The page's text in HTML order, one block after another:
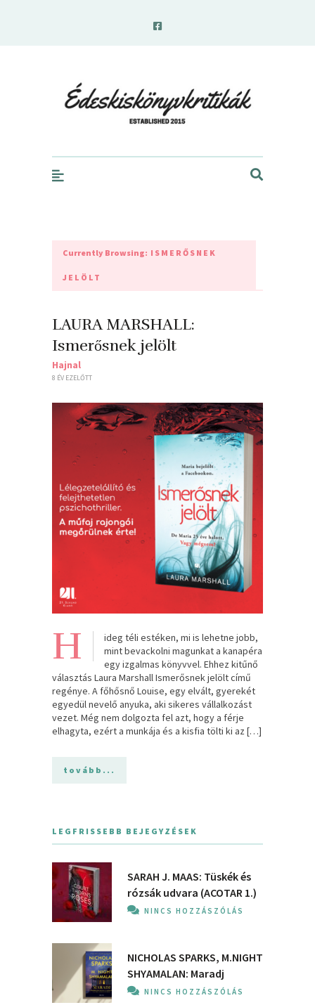
Currently Browsing: ISMERŐSNEK
JELÖLT
LAURA MARSHALL:
Ismerősnek jelölt
Hajnal
8 ÉV EZELŐTT
H
ideg téli estéken, mi is lehetne jobb,
mint bevackolni magunkat a kanapéra
egy izgalmas könyvvel. Ehhez kitűnő
választás Laura Marshall Ismerősnek jelölt című
regénye. A főhősnő Louise, egy elvált, gyerekét
egyedül nevelő anyuka, aki sikeres vállalkozást
vezet. Még nem dolgozta fel azt, hogy a férje
elhagyta, ezért a munkája és a kisfia tölti ki az […]
tovább...
LEGFRISSEBB BEJEGYZÉSEK
SARAH J. MAAS: Tüskék és
rózsák udvara (ACOTAR 1.)
NINCS HOZZÁSZÓLÁS
NICHOLAS SPARKS, M.NIGHT
SHYAMALAN: Maradj
NINCS HOZZÁSZÓLÁS